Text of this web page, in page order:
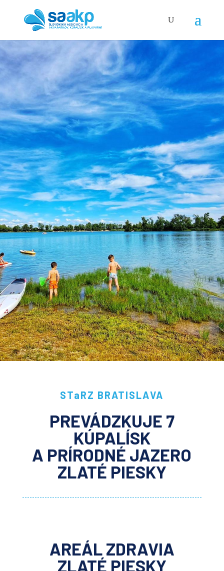
STaRZ BRATISLAVA
PREVÁDZKUJE 7
KÚPALÍSK
A PRÍRODNÉ JAZERO
ZLATÉ PIESKY
AREÁL ZDRAVIA
ZLATÉ PIESKY